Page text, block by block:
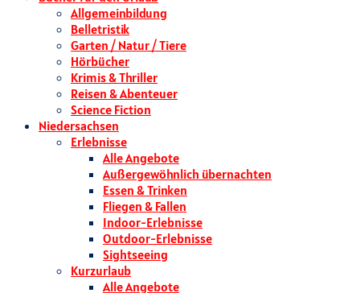
Allgemeinbildung
Belletristik
Garten / Natur / Tiere
Hörbücher
Krimis & Thriller
Reisen & Abenteuer
Science Fiction
Niedersachsen
Erlebnisse
Alle Angebote
Außergewöhnlich übernachten
Essen & Trinken
Fliegen & Fallen
Indoor-Erlebnisse
Outdoor-Erlebnisse
Sightseeing
Kurzurlaub
Alle Angebote